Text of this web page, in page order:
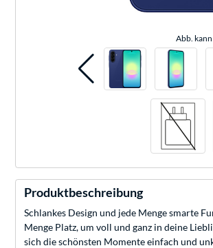
Abb.
Produktbeschreibung
Schlankes Design und jede Menge smarte
Menge Platz, um voll und ganz in deine
sich die schönsten Momente einfach und